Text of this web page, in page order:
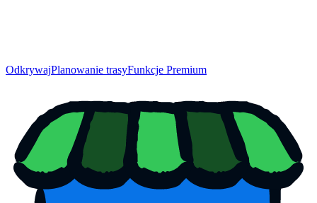
OdkrywajPlanowanie trasyFunkcje Premium